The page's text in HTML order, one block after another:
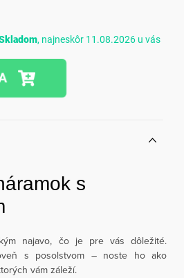
11.08.2026
s
najavo, čo je pre vás dôležité.
s posolstvom – noste ho ako
vám záleží.